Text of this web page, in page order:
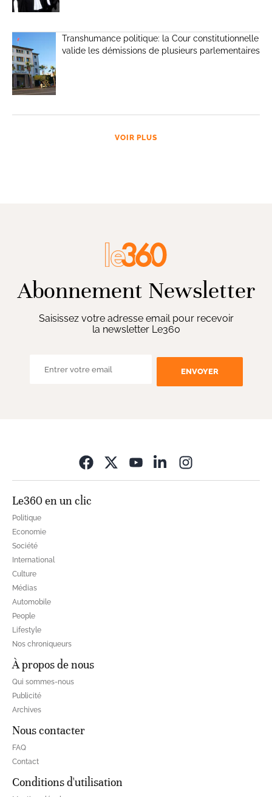
Transhumance politique: la Cour constitutionnelle
valide les démissions de plusieurs parlementaires
VOIR PLUS
Abonnement Newsletter
Saisissez votre adresse email pour recevoir
la newsletter Le360
ENVOYER
Le360 en un clic
Politique
Economie
Société
International
Culture
Médias
Automobile
People
Lifestyle
Nos chroniqueurs
À propos de nous
Qui sommes-nous
Publicité
Archives
Nous contacter
FAQ
Contact
Conditions d'utilisation